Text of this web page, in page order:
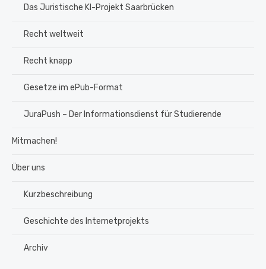
Das Juristische KI-Projekt Saarbrücken
Recht weltweit
Recht knapp
Gesetze im ePub-Format
JuraPush – Der Informationsdienst für Studierende
Mitmachen!
Über uns
Kurzbeschreibung
Geschichte des Internetprojekts
Archiv